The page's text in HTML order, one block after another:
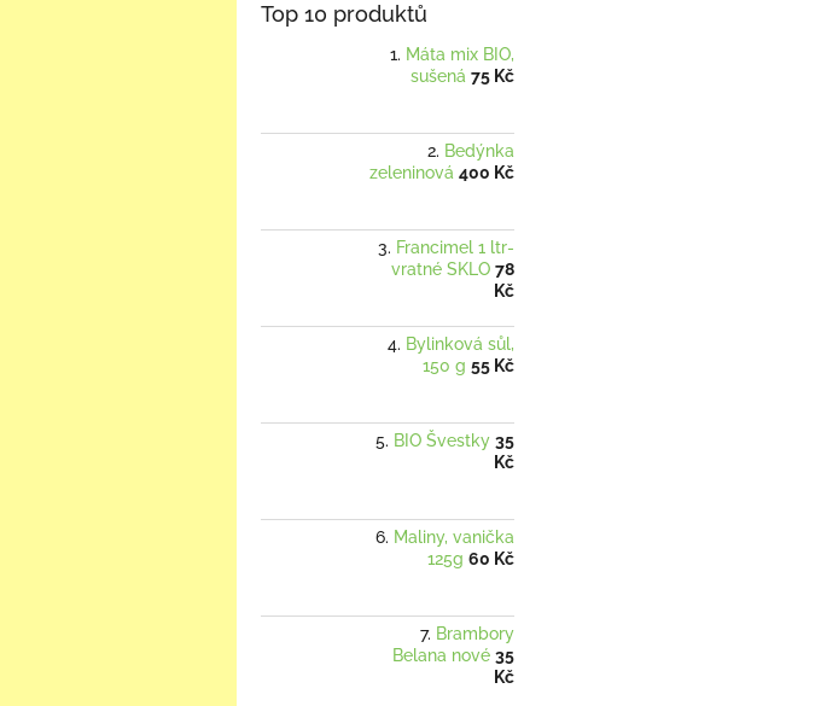
Top 10 produktů
Máta mix BIO,
sušená 75 Kč
Bedýnka
zeleninová 400 Kč
Francimel 1 ltr-
vratné SKLO 78
Kč
Bylinková sůl,
150 g 55 Kč
BIO Švestky 35
Kč
Maliny, vanička
125g 60 Kč
Brambory
Belana nové 35
Kč